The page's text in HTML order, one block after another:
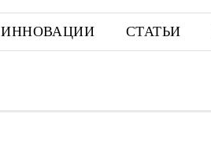
ИННОВАЦИИ СТАТЬИ